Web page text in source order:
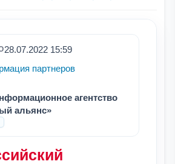
28.07.2022 15:59
партнеров
агентство
альянс»